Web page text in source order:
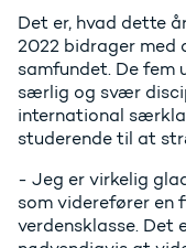
Det er, hvad dette
2022 bidrager med
samfundet. De fem
særlig og svær
international
studerende til at
- Jeg er virkelig
som viderefører en
verdensklasse.